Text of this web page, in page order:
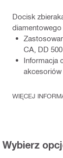
Docisk
diamentowego
CA, DD
Informacja
WIĘCEJ
Wybierz